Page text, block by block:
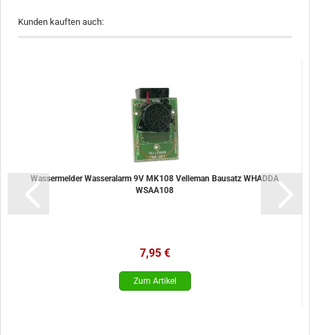
Kunden kauften auch:
Wassermelder Wasseralarm 9V MK108 Velleman Bausatz WHADDA
WSAA108
7,95 €